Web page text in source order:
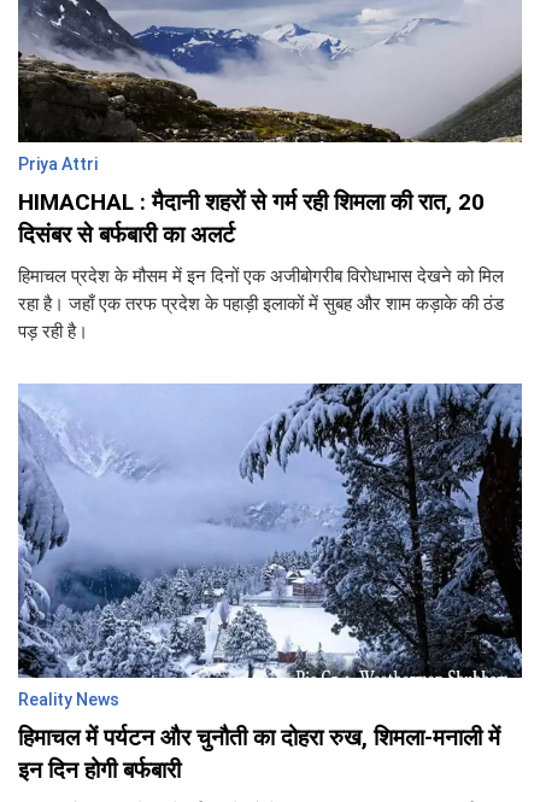
Priya Attri
HIMACHAL : मैदानी शहरों से गर्म रही शिमला की रात, 20
दिसंबर से बर्फबारी का अलर्ट
हिमाचल प्रदेश के मौसम में इन दिनों एक अजीबोगरीब विरोधाभास देखने को मिल
रहा है। जहाँ एक तरफ प्रदेश के पहाड़ी इलाकों में सुबह और शाम कड़ाके की ठंड
पड़ रही है।
Reality News
हिमाचल में पर्यटन और चुनौती का दोहरा रुख, शिमला-मनाली में
इन दिन होगी बर्फबारी